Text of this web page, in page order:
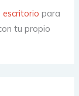
escritorio para
tu propio